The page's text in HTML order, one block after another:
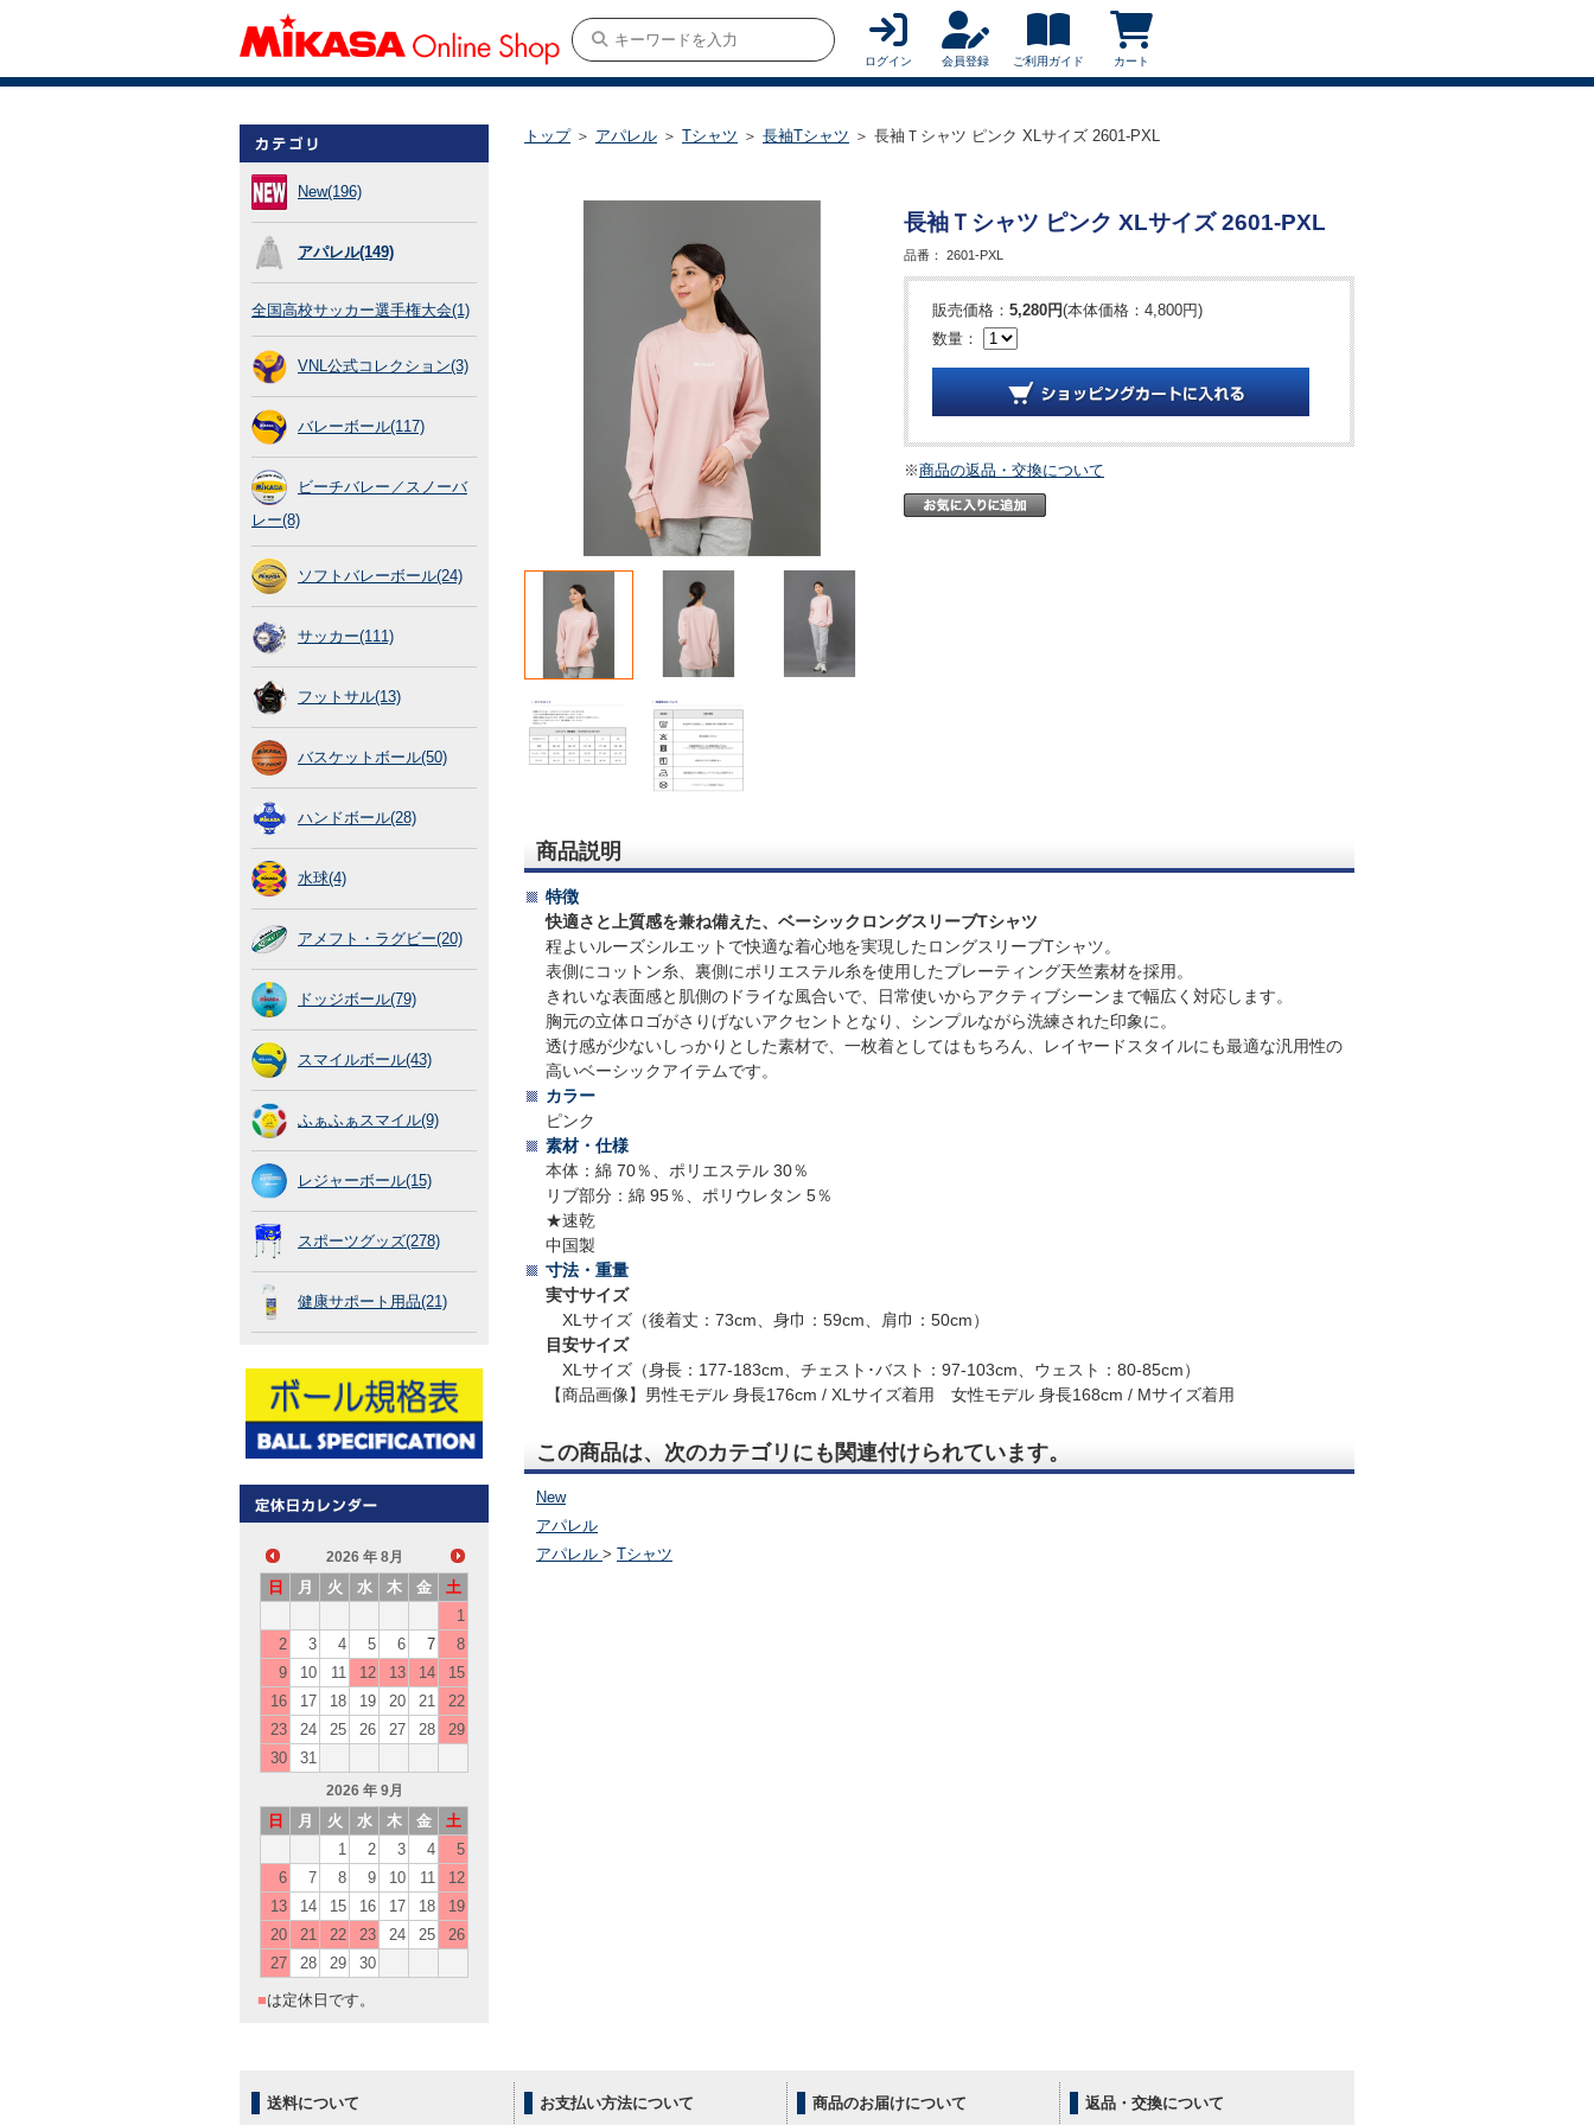
ログイン 会員登録 ご利用ガイド カート
New(196)
アパレル(149)
全国高校サッカー選手権大会(1)
VNL公式コレクション(3)
バレーボール(117)
ビーチバレー／スノーバ
レー(8)
ソフトバレーボール(24)
サッカー(111)
フットサル(13)
バスケットボール(50)
ハンドボール(28)
水球(4)
アメフト・ラグビー(20)
ドッジボール(79)
スマイルボール(43)
ふぁふぁスマイル(9)
レジャーボール(15)
スポーツグッズ(278)
健康サポート用品(21)
2026 年 8月
日 月 火 水 木 金
土
1
2
3 4 5 6 7
8
9
10 11 12 13 14
15
16
17 18 19 20 21
22
23
24 25 26 27 28
29
30
31
2026 年 9月
日 月 火 水 木 金
土
1
2 3 4
5
6
7 8 9 10 11
12
13
14 15 16 17 18
19
20
21 22 23 24 25
26
27
28 29 30
■は定休日です。
トップ ＞ アパレル ＞ Tシャツ ＞ 長袖Tシャツ ＞ 長袖Ｔシャツ ピンク XLサイズ 2601-PXL
長袖Ｔシャツ ピンク XLサイズ 2601-PXL
品番： 2601-PXL
販売価格： 5,280円(本体価格：4,800円)
数量：
※商品の返品・交換について
商品説明
特徴
快適さと上質感を兼ね備えた、ベーシックロングスリーブTシャツ
程よいルーズシルエットで快適な着心地を実現したロングスリーブTシャツ。
表側にコットン糸、裏側にポリエステル糸を使用したプレーティング天竺素材を採用。
きれいな表面感と肌側のドライな風合いで、日常使いからアクティブシーンまで幅広く対応します。
胸元の立体ロゴがさりげないアクセントとなり、シンプルながら洗練された印象に。
透け感が少ないしっかりとした素材で、一枚着としてはもちろん、レイヤードスタイルにも最適な汎用性の
高いベーシックアイテムです。
カラー
ピンク
素材・仕様
本体：綿 70％、ポリエステル 30％
リブ部分：綿 95％、ポリウレタン 5％
★速乾
中国製
寸法・重量
実寸サイズ
XLサイズ（後着丈：73cm、身巾：59cm、肩巾：50cm）
目安サイズ
XLサイズ（身長：177-183cm、チェスト･バスト：97-103cm、ウェスト：80-85cm）
【商品画像】男性モデル 身長176cm / XLサイズ着用 女性モデル 身長168cm / Mサイズ着用
この商品は、次のカテゴリにも関連付けられています。
New
アパレル
アパレル > Tシャツ
送料について お支払い方法について 商品のお届けについて 返品・交換について